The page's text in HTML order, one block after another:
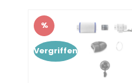
Rabatt
%
Vergriffen